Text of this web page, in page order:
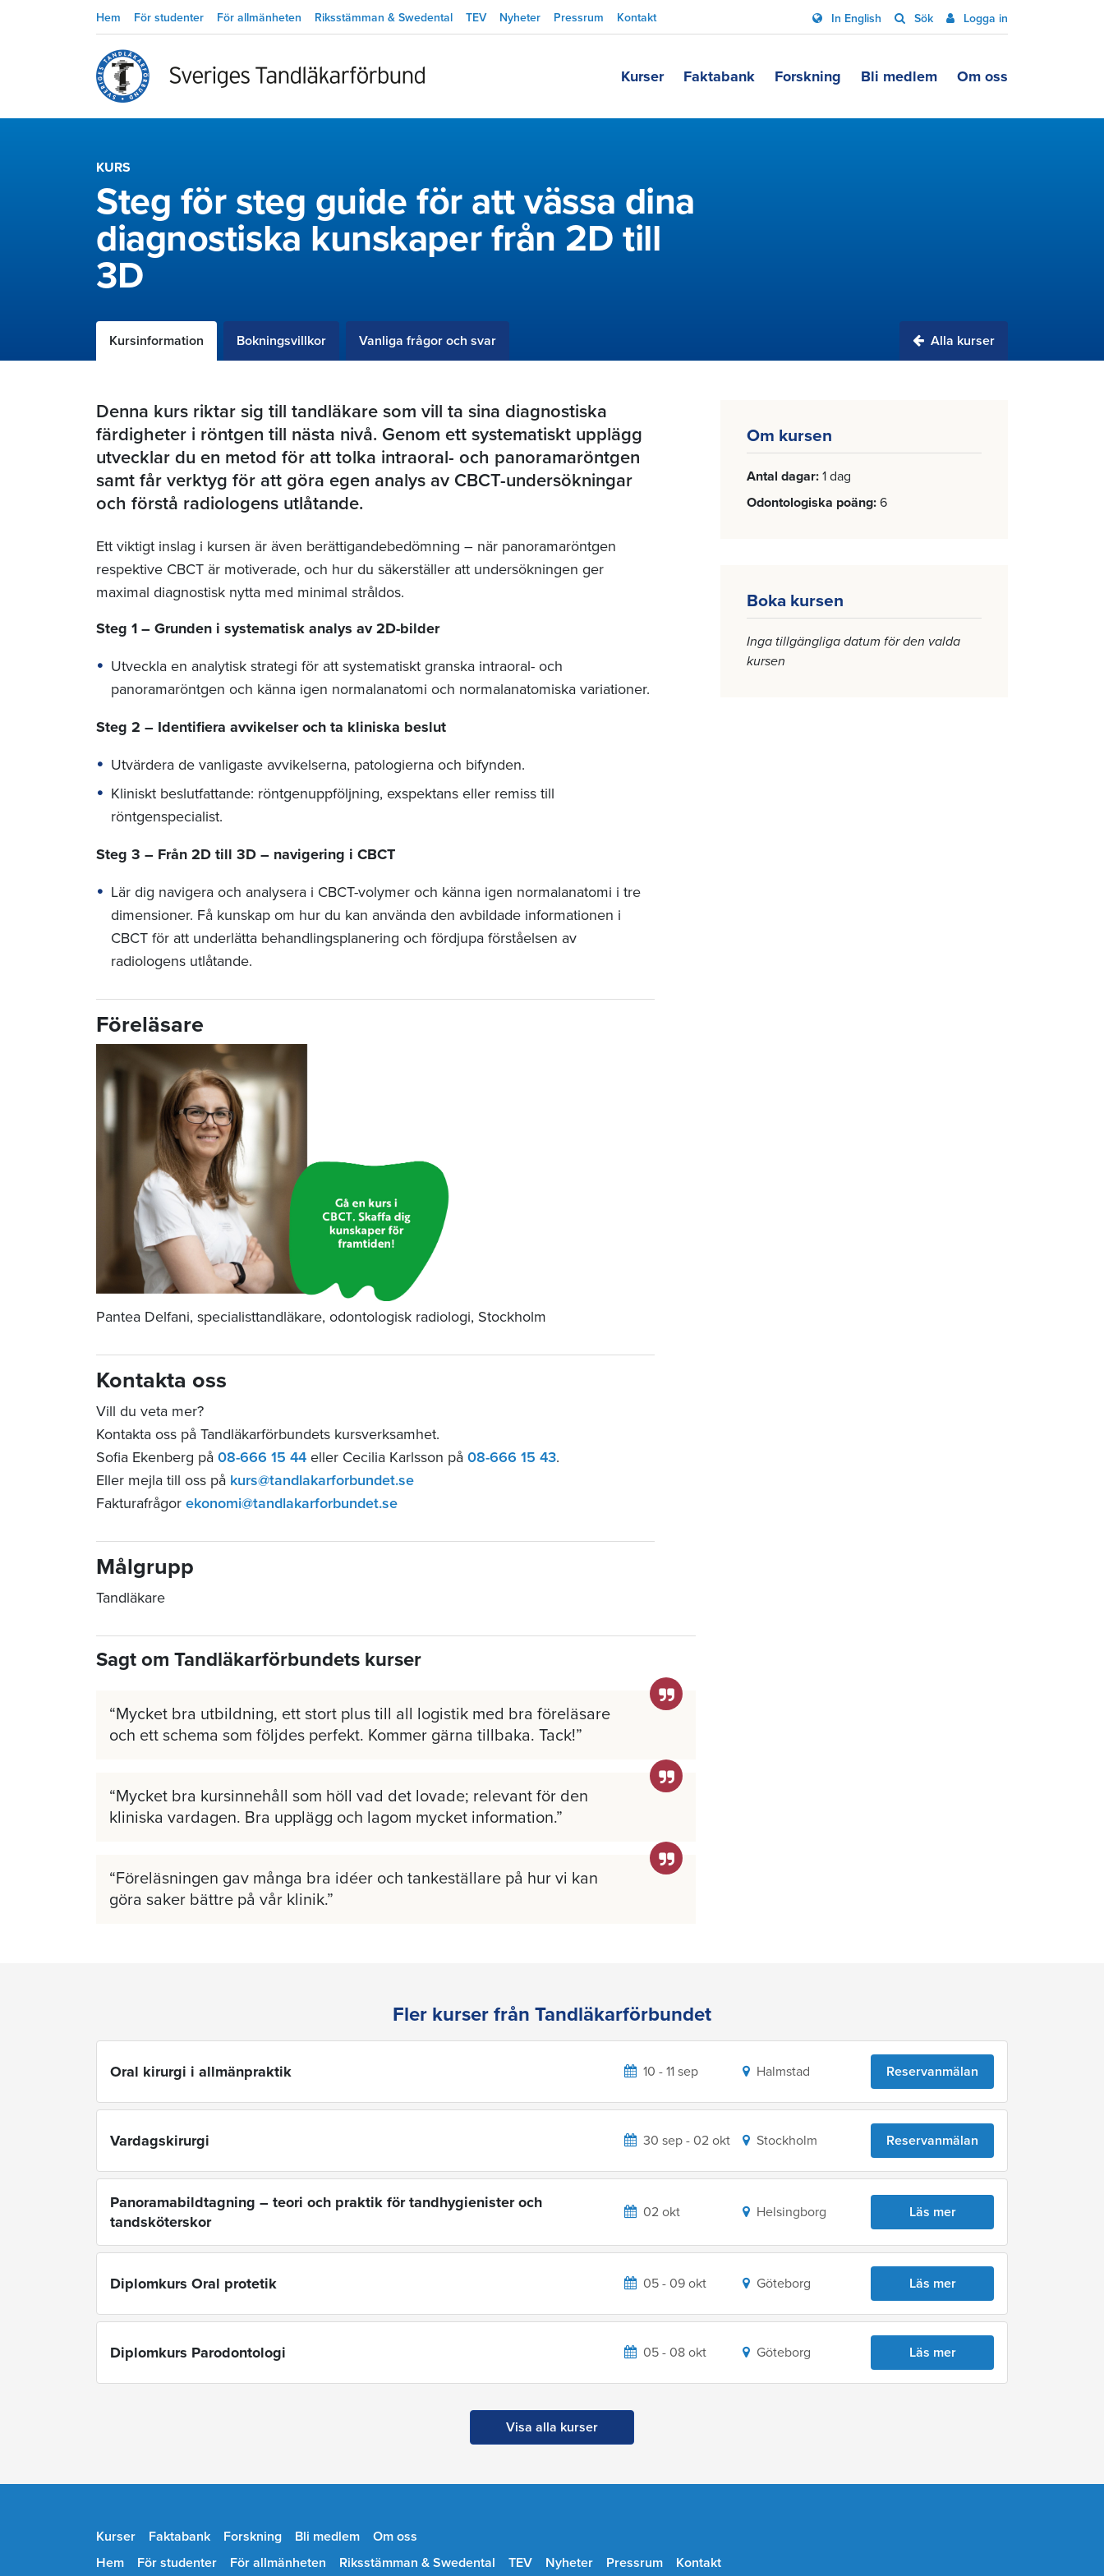
Hem För studenter För allmänheten Riksstämman & Swedental TEV Nyheter Pressrum Kontakt In English Sök Logga in
Kurser Faktabank Forskning Bli medlem Om oss
KURS
Steg för steg guide för att vässa dina
diagnostiska kunskaper från 2D till
3D
Kursinformation Bokningsvillkor Vanliga frågor och svar Alla kurser
Om kursen
Antal dagar 1 dag
Odontologiska poäng 6
Boka kursen
Inga tillgängliga datum för den valda
kursen
Denna kurs riktar sig till tandläkare som vill ta sina diagnostiska
färdigheter i röntgen till nästa nivå. Genom ett systematiskt upplägg
utvecklar du en metod för att tolka intraoral- och panoramaröntgen
samt får verktyg för att göra egen analys av CBCT-undersökningar
och förstå radiologens utlåtande.
Ett viktigt inslag i kursen är även berättigandebedömning – när panoramaröntgen
respektive CBCT är motiverade, och hur du säkerställer att undersökningen ger
maximal diagnostisk nytta med minimal stråldos.
Steg 1 – Grunden i systematisk analys av 2D-bilder
Utveckla en analytisk strategi för att systematiskt granska intraoral- och
panoramaröntgen och känna igen normalanatomi och normalanatomiska variationer.
Steg 2 – Identifiera avvikelser och ta kliniska beslut
Utvärdera de vanligaste avvikelserna, patologierna och bifynden.
Kliniskt beslutfattande: röntgenuppföljning, exspektans eller remiss till
röntgenspecialist.
Steg 3 – Från 2D till 3D – navigering i CBCT
Lär dig navigera och analysera i CBCT-volymer och känna igen normalanatomi i tre
dimensioner. Få kunskap om hur du kan använda den avbildade informationen i
CBCT för att underlätta behandlingsplanering och fördjupa förståelsen av
radiologens utlåtande.
Föreläsare
Pantea Delfani, specialisttandläkare, odontologisk radiologi, Stockholm
Kontakta oss
Vill du veta mer?
Kontakta oss på Tandläkarförbundets kursverksamhet.
Sofia Ekenberg på 08-666 15 44 eller Cecilia Karlsson på 08-666 15 43.
Eller mejla till oss på kurs@tandlakarforbundet.se
Fakturafrågor ekonomi@tandlakarforbundet.se
Målgrupp
Tandläkare
Sagt om Tandläkarförbundets kurser
Mycket bra utbildning, ett stort plus till all logistik med bra föreläsare
och ett schema som följdes perfekt. Kommer gärna tillbaka. Tack!
Mycket bra kursinnehåll som höll vad det lovade; relevant för den
kliniska vardagen. Bra upplägg och lagom mycket information.
Föreläsningen gav många bra idéer och tankeställare på hur vi kan
göra saker bättre på vår klinik.
Fler kurser från Tandläkarförbundet
Oral kirurgi i allmänpraktik 10 - 11 sep Halmstad Reservanmälan
Vardagskirurgi 30 sep - 02 okt Stockholm Reservanmälan
Panoramabildtagning – teori och praktik för tandhygienister och
tandsköterskor
02 okt Helsingborg Läs mer
Diplomkurs Oral protetik 05 - 09 okt Göteborg Läs mer
Diplomkurs Parodontologi 05 - 08 okt Göteborg Läs mer
Visa alla kurser
Kurser Faktabank Forskning Bli medlem
Om oss
Hem
För studenter För allmänheten Riksstämman & Swedental TEV Nyheter Pressrum Kontakt